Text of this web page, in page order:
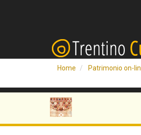
Home Patrimonio on-